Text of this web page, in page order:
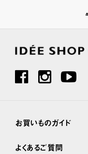
お買いものガイド
よくあるご質問